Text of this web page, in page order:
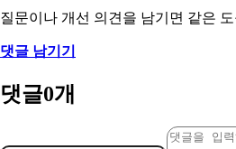
질문이나 개선 의견을 남기면 같은
댓글 남기기
댓글0개